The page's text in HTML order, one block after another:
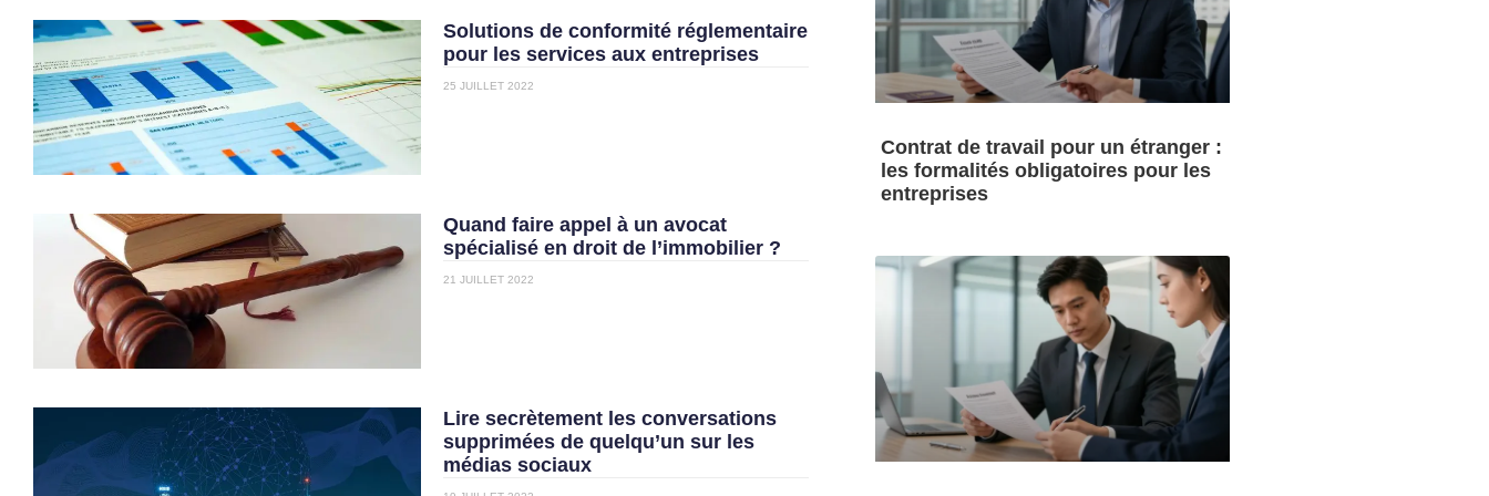
Solutions de conformité réglementaire
pour les services aux entreprises
25 JUILLET 2022
Quand faire appel à un avocat
spécialisé en droit de l’immobilier ?
21 JUILLET 2022
Lire secrètement les conversations
supprimées de quelqu’un sur les
médias sociaux
Contrat de travail pour un étranger :
les formalités obligatoires pour les
entreprises